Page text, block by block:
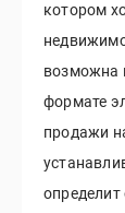
котором
возможна
формате
продажи
определит